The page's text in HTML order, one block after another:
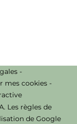
-
mes cookies -
Les règles de
de Google